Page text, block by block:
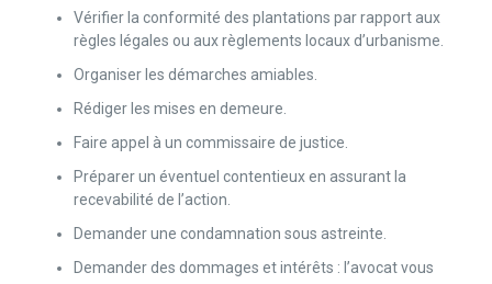
Vérifier la conformité des plantations par rapport aux
règles légales ou aux règlements locaux d’urbanisme.
Organiser les démarches amiables.
Rédiger les mises en demeure.
Faire appel à un commissaire de justice.
Préparer un éventuel contentieux en assurant la
recevabilité de l’action.
Demander une condamnation sous astreinte.
Demander des dommages et intérêts : l’avocat vous